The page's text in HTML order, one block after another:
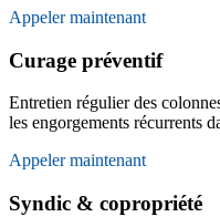
Appeler maintenant
Curage préventif
Entretien régulier des
les engorgements récurrents
Appeler maintenant
Syndic & copropriété